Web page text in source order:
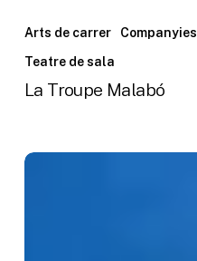
Troupe
Malabó
Arts de carrer Companyies
Teatre de sala
La Troupe Malabó
La